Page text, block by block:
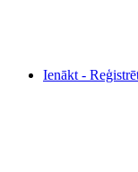
Ienākt -